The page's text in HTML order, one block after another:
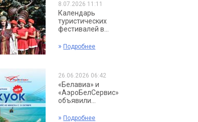
8.07.2026 11:11
Календарь
туристических
фестивалей в...
» Подробнее
26.06.2026 06:42
«Белавиа» и
«АэроБелСервис»
объявили...
» Подробнее